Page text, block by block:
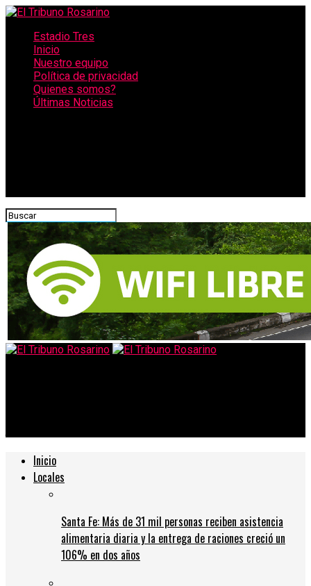
Estadio Tres
Inicio
Nuestro equipo
Política de privacidad
Quienes somos?
Últimas Noticias
Inicio
Locales
Santa Fe: Más de 31 mil personas reciben asistencia
alimentaria diaria y la entrega de raciones creció un
106% en dos años